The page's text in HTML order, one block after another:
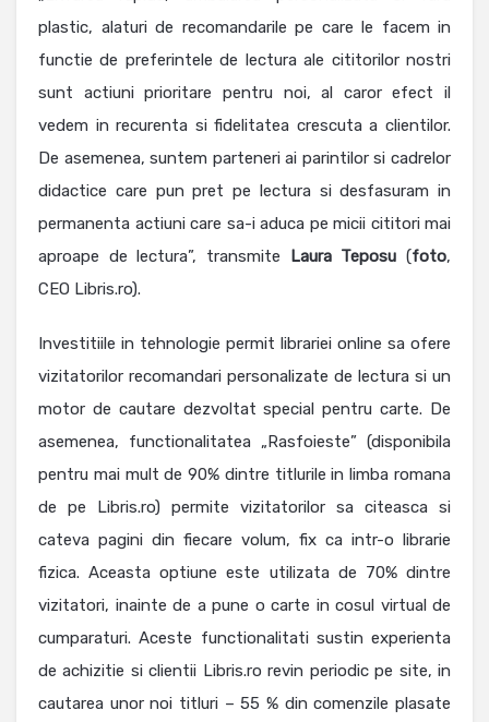
plastic, alaturi de recomandarile pe care le facem in
functie de preferintele de lectura ale cititorilor nostri
sunt actiuni prioritare pentru noi, al caror efect il
vedem in recurenta si fidelitatea crescuta a clientilor.
De asemenea, suntem parteneri ai parintilor si cadrelor
didactice care pun pret pe lectura si desfasuram in
permanenta actiuni care sa-i aduca pe micii cititori mai
aproape de lectura”, transmite Laura Teposu (foto,
CEO Libris.ro).
Investitiile in tehnologie permit librariei online sa ofere
vizitatorilor recomandari personalizate de lectura si un
motor de cautare dezvoltat special pentru carte. De
asemenea, functionalitatea „Rasfoieste” (disponibila
pentru mai mult de 90% dintre titlurile in limba romana
de pe Libris.ro) permite vizitatorilor sa citeasca si
cateva pagini din fiecare volum, fix ca intr-o librarie
fizica. Aceasta optiune este utilizata de 70% dintre
vizitatori, inainte de a pune o carte in cosul virtual de
cumparaturi. Aceste functionalitati sustin experienta
de achizitie si clientii Libris.ro revin periodic pe site, in
cautarea unor noi titluri – 55 % din comenzile plasate